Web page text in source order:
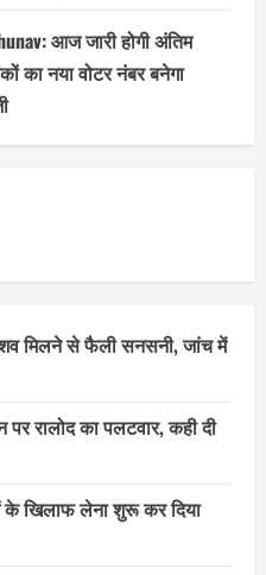
आज जारी होगी अंतिम
का नया वोटर नंबर बनेगा
मिलने से फैली सनसनी, जांच में
रालोद का पलटवार, कही दी
के खिलाफ लेना शुरू कर दिया